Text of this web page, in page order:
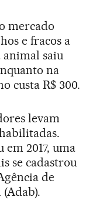
mercado
e fracos a
animal saiu
na
custa R$ 300.
levam
2017, uma
se cadastrou
de